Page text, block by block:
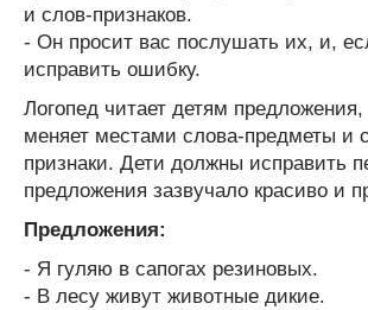
и слов-признаков.
- Он просит вас послушать их, и,
исправить ошибку.
Логопед читает детям предложения,
меняет местами слова-предметы и
признаки. Дети должны исправить
предложения зазвучало красиво и
Предложения:
- Я гуляю в сапогах резиновых.
- В лесу живут животные дикие.